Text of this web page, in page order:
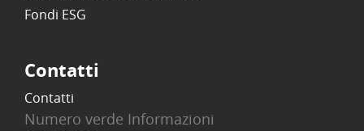
Fondi ESG
Contatti
Contatti
Numero verde Informazioni